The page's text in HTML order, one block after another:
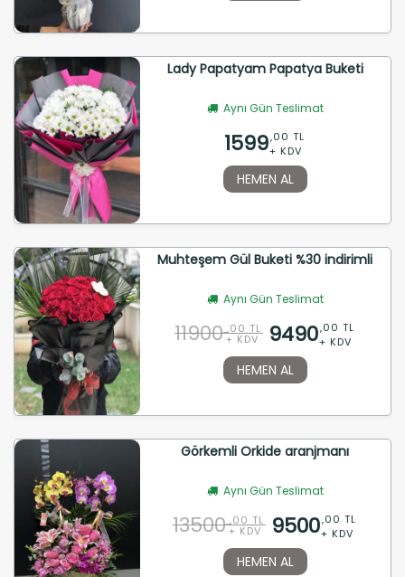
Lady Papatyam Papatya Buketi
Aynı Gün Teslimat
1599,00 TL
+ KDV
HEMEN AL
Muhteşem Gül Buketi %30 indirimli
Aynı Gün Teslimat
11900 ,00 TL
+ KDV 9490,00 TL
+ KDV
HEMEN AL
Görkemli Orkide aranjmanı
Aynı Gün Teslimat
13500 ,00 TL
+ KDV 9500,00 TL
+ KDV
HEMEN AL